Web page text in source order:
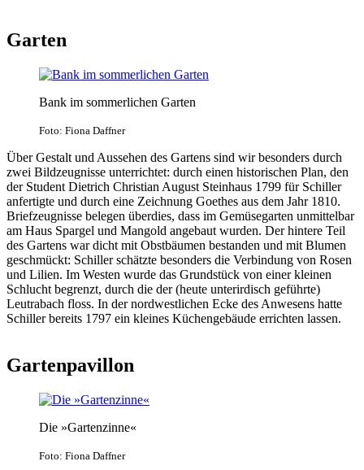
Garten
Bank im sommerlichen Garten
Foto: Fiona Daffner
Über Gestalt und Aussehen des Gartens sind wir besonders durch
zwei Bildzeugnisse unterrichtet: durch einen historischen Plan, den
der Student Dietrich Christian August Steinhaus 1799 für Schiller
anfertigte und durch eine Zeichnung Goethes aus dem Jahr 1810.
Briefzeugnisse belegen überdies, dass im Gemüsegarten unmittelbar
am Haus Spargel und Mangold angebaut wurden. Der hintere Teil
des Gartens war dicht mit Obstbäumen bestanden und mit Blumen
geschmückt: Schiller schätzte besonders die Verbindung von Rosen
und Lilien. Im Westen wurde das Grundstück von einer kleinen
Schlucht begrenzt, durch die der (heute unterirdisch geführte)
Leutrabach floss. In der nordwestlichen Ecke des Anwesens hatte
Schiller bereits 1797 ein kleines Küchengebäude errichten lassen.
Gartenpavillon
Die »Gartenzinne«
Foto: Fiona Daffner